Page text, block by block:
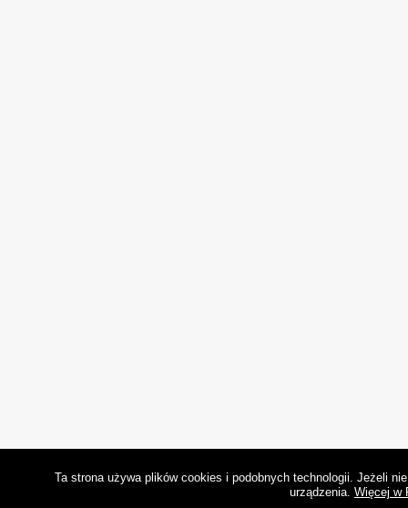
Ta strona używa plików cookies i podobnych technologii. Jeżeli
urządzenia. Więcej w